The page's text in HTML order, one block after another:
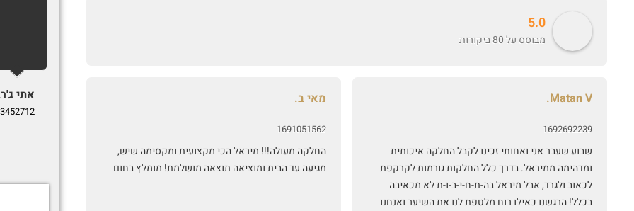
5.0
מבוסס על 80 ביקורות
Matan V.
1692692239
שבוע שעבר אני ואחותי זכינו לקבל החלקה איכותית
ומדהימה ממיראל. בדרך כלל החלקות גורמות לקרקפת
לכאוב ולגרד, אבל מיראל בה-ת-ח-י-ב-ו-ת לא מכאיבה
בכלל! הרגשנו כאילו רוח מלטפת לנו את השיער ואנחנו
מאי ב.
1691051562
החלקה מעולה!!! מיראל הכי מקצועית ומקסימה שיש,
מגיעה עד הבית ומוציאה תוצאה מושלמת! מומלץ בחום
אתי